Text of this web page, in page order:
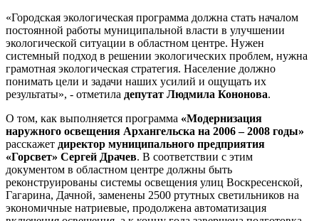
«Городская экологическая программа должна стать началом
постоянной работы муниципальной власти в улучшении
экологической ситуации в областном центре. Нужен
системный подход в решении экологических проблем, нужна
грамотная экологическая стратегия. Население должно
понимать цели и задачи наших усилий и ощущать их
результаты», - отметила депутат Людмила Кононова.
О том, как выполняется программа «Модернизация
наружного освещения Архангельска на 2006 – 2008 годы»
расскажет директор муниципального предприятия
«Горсвет» Сергей Драчев. В соответствии с этим
документом в областном центре должны быть
реконструированы системы освещения улиц Воскресенской,
Гагарина, Дачной, заменены 2500 ртутных светильников на
экономичные натриевые, продолжена автоматизация